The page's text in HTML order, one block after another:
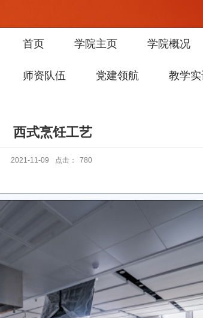
首页 学院主页 学院概况
师资队伍 党建领航 教学实
西式烹饪工艺
2021-11-09 点击： 780